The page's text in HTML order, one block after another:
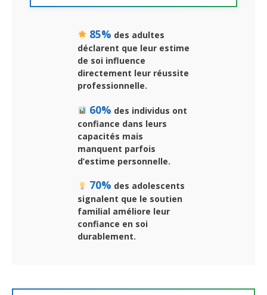
85% des adultes
déclarent que leur estime
de soi influence
directement leur réussite
professionnelle.
60% des individus ont
confiance dans leurs
capacités mais
manquent parfois
d’estime personnelle.
70% des adolescents
signalent que le soutien
familial améliore leur
confiance en soi
durablement.